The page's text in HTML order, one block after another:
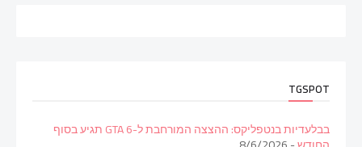
TGSPOT
בבלעדיות בנטפליקס: ההצצה המורחבת ל-GTA 6 תגיע בסוף